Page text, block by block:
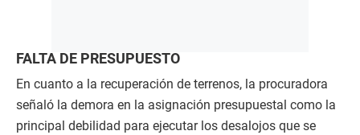
FALTA DE PRESUPUESTO
En cuanto a la recuperación de terrenos, la procuradora
señaló la demora en la asignación presupuestal como la
principal debilidad para ejecutar los desalojos que se